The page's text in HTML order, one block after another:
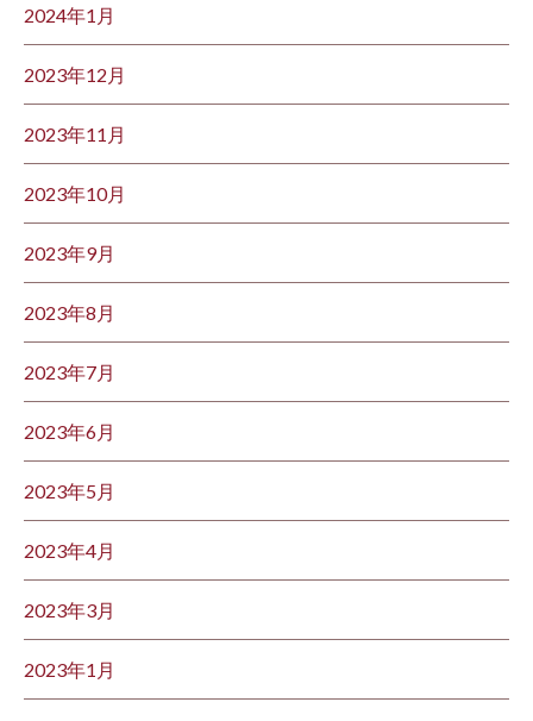
2024年1月
2023年12月
2023年11月
2023年10月
2023年9月
2023年8月
2023年7月
2023年6月
2023年5月
2023年4月
2023年3月
2023年1月